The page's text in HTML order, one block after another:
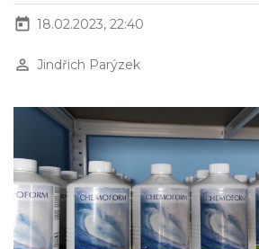
today 18.02.2023, 22:40
perm_identity Jindřich Parýzek